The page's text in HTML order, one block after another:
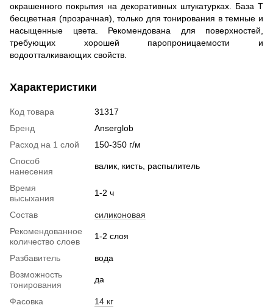
окрашенного покрытия на декоративных штукатурках. База Т
бесцветная (прозрачная), только для тонирования в темные и
насыщенные цвета. Рекомендована для поверхностей,
требующих хорошей паропроницаемости и
водоотталкивающих свойств.
Характеристики
Код товара
31317
Бренд
Anserglob
Расход на 1 слой
150-350 г/м
Способ
нанесения
валик, кисть, распылитель
Время
высыхания
1-2 ч
Состав
силиконовая
Рекомендованное
количество слоев
1-2 слоя
Разбавитель
вода
Возможность
тонирования
да
Фасовка 14 кг